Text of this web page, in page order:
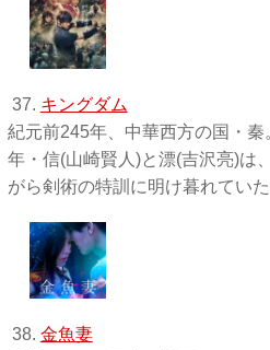
37. キングダム
紀元前245年、中華西方の国・
年・信(山崎賢人)と漂(吉沢亮)は
がら剣術の特訓に明け暮れてい
38. 金魚妻